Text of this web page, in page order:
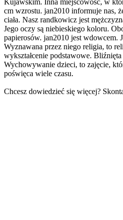
cm wzrostu. jan2010 informuje nas,
ciała. Nasz randkowicz jest
Jego oczy są niebieskiego koloru.
papierosów. jan2010 jest wdowcem.
Wyznawana przez niego religia, to
wykształcenie podstawowe.
Wychowywanie dzieci, to zajęcie,
poświęca wiele czasu.
Chcesz dowiedzieć się więcej?